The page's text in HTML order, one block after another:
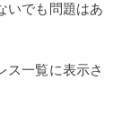
いでも問題はあ
ス一覧に表示さ